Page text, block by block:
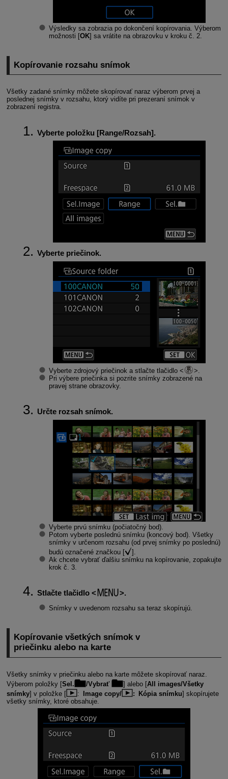
Výsledky sa zobrazia po dokončení kopírovania. Výberom
možnosti [OK] sa vrátite na obrazovku v kroku č. 2.
Kopírovanie rozsahu snímok
Všetky zadané snímky môžete skopírovať naraz výberom prvej a
poslednej snímky v rozsahu, ktorý vidíte pri prezeraní snímok v
zobrazení registra.
Vyberte položku [Range/Rozsah].
Vyberte priečinok.
Vyberte zdrojový priečinok a stlačte tlačidlo
Pri výbere priečinka si pozrite snímky zobrazené na
pravej strane obrazovky.
Určte rozsah snímok.
Vyberte prvú snímku (počiatočný bod).
Potom vyberte poslednú snímku (koncový bod). Všetky
snímky v určenom rozsahu (od prvej snímky po poslednú)
budú označené značkou [
].
Ak chcete vybrať ďalšiu snímku na kopírovanie, zopakujte
krok č. 3.
Stlačte tlačidlo .
Snímky v uvedenom rozsahu sa teraz skopírujú.
Kopírovanie všetkých snímok v
priečinku alebo na karte
Všetky snímky v priečinku alebo na karte môžete skopírovať naraz.
Výberom položky [Sel. /Vybrať ] alebo [All images/Všetky
snímky] v položke [ : Image copy/ : Kópia snímku] skopírujete
všetky snímky, ktoré obsahuje.